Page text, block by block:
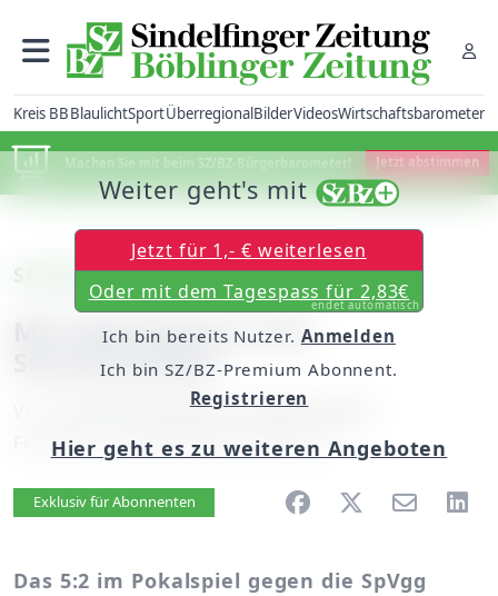
Kreis BBBlaulichtSportÜberregionalBilderVideosWirtschaftsbarometer
Machen Sie mit beim SZ/BZ-Bürgerbarometer! Jetzt abstimmen
SC 04 Tuttlingen SV Böblingen
Mit Optimismus zum
Saisonauftakt
unserem Redakteur Steffen Müller
Freitag, 10. August 2007, 00:00 Uhr
Artikel vorlesen
Exklusiv für Abonnenten
Das 5:2 im Pokalspiel gegen die SpVgg
Weiter geht's mit
Jetzt für 1,- € weiterlesen
Oder mit dem Tagespass für 2,83€
endet automatisch
Ich bin bereits Nutzer. Anmelden
Ich bin SZ/BZ-Premium Abonnent.
Registrieren
Hier geht es zu weiteren Angeboten